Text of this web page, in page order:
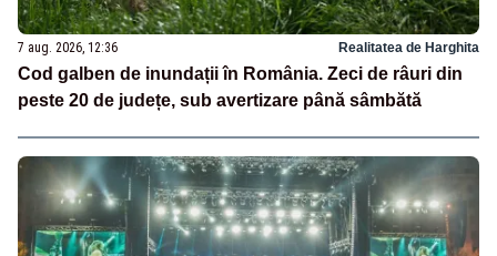
7 aug. 2026, 12:36 Realitatea de Harghita
Cod galben de inundații în România. Zeci de râuri din
peste 20 de județe, sub avertizare până sâmbătă